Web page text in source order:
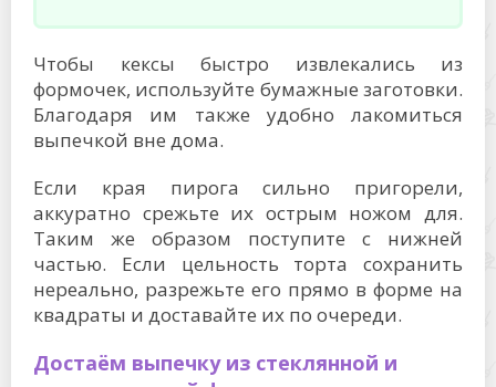
Чтобы кексы быстро извлекались из
формочек, используйте бумажные заготовки.
Благодаря им также удобно лакомиться
выпечкой вне дома.
Если края пирога сильно пригорели,
аккуратно срежьте их острым ножом для.
Таким же образом поступите с нижней
частью. Если цельность торта сохранить
нереально, разрежьте его прямо в форме на
квадраты и доставайте их по очереди.
Достаём выпечку из стеклянной и